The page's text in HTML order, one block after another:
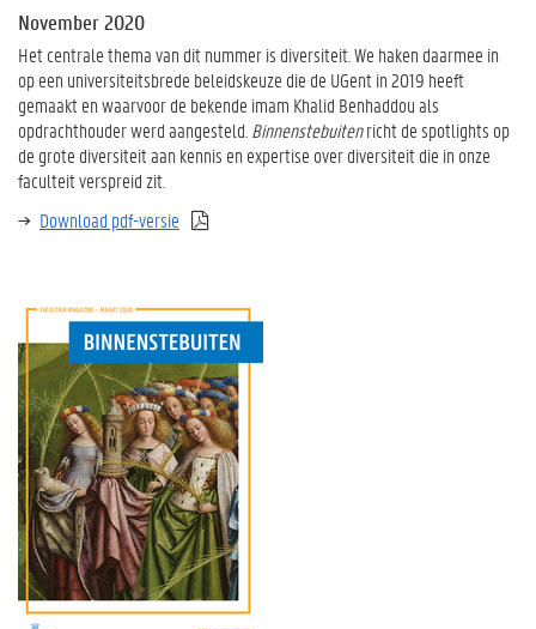
November 2020
Het centrale thema van dit nummer is diversiteit. We haken daarmee in
op een universiteitsbrede beleidskeuze die de UGent in 2019 heeft
gemaakt en waarvoor de bekende imam Khalid Benhaddou als
opdrachthouder werd aangesteld. Binnenstebuitenricht de spotlights op
de grote diversiteit aan kennis en expertise over diversiteit die in onze
faculteit verspreid zit.
Download pdf-versie